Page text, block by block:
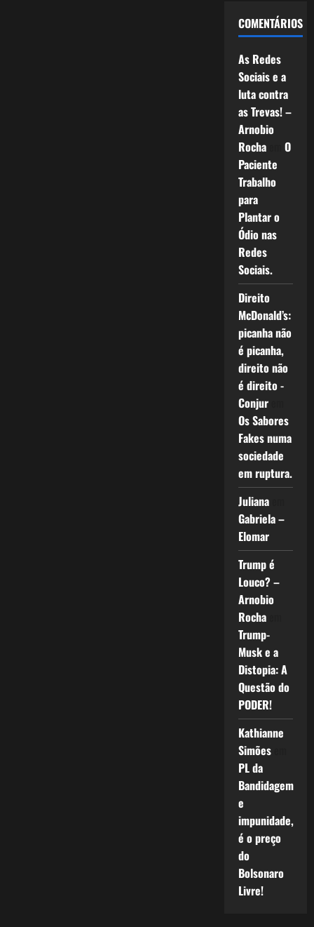
COMENTÁRIOS
As Redes
Sociais e a
luta contra
as Trevas! –
Arnobio
Rochaem O
Paciente
Trabalho
para
Plantar o
Ódio nas
Redes
Sociais.
Direito
McDonald’s:
picanha não
é picanha,
direito não
é direito -
Conjurem
Os Sabores
Fakes numa
sociedade
em ruptura.
Julianaem
Gabriela –
Elomar
Trump é
Louco? –
Arnobio
Rochaem
Trump-
Musk e a
Distopia: A
Questão do
PODER!
Kathianne
Simõesem
PL da
Bandidagem
e
impunidade,
é o preço
do
Bolsonaro
Livre!